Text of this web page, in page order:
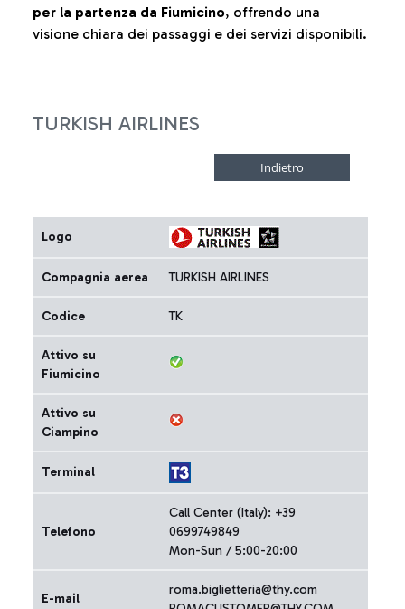
per la partenza da Fiumicino, offrendo una
visione chiara dei passaggi e dei servizi disponibili.
TURKISH AIRLINES
Logo
Compagnia aerea TURKISH AIRLINES
Codice TK
Attivo su
Fiumicino
Attivo su
Ciampino
Terminal
Telefono
Call Center (Italy): +39
0699749849
Mon-Sun / 5:00-20:00
E-mail
roma.biglietteria@thy.com